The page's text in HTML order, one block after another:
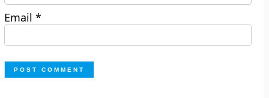
Email*